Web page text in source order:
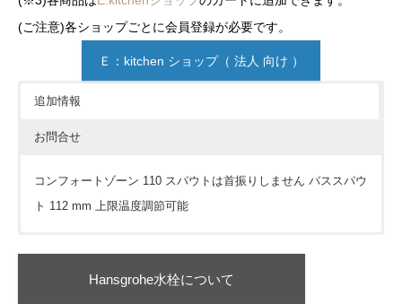
(ご注意)各ショップごとに会員登録が必要です。
Ｅ：kitchen ショップ（ 法人 向け ）
追加情報
お問合せ
コンフォートゾーン 110 スパウトは首振りしません バススパウ
ト 112 mm 上限温度調節可能
Hansgrohe水栓について